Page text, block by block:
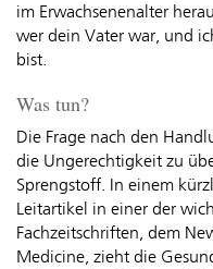
im Erwachsenenalter
wer dein Vater war, und
bist.
Was tun?
Die Frage nach den
die Ungerechtigkeit zu
Sprengstoff. In einem
Leitartikel in einer der
Fachzeitschriften, dem
Medicine, zieht die